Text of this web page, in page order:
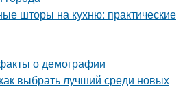
шторы на кухню: практические
о демографии
выбрать лучший среди новых